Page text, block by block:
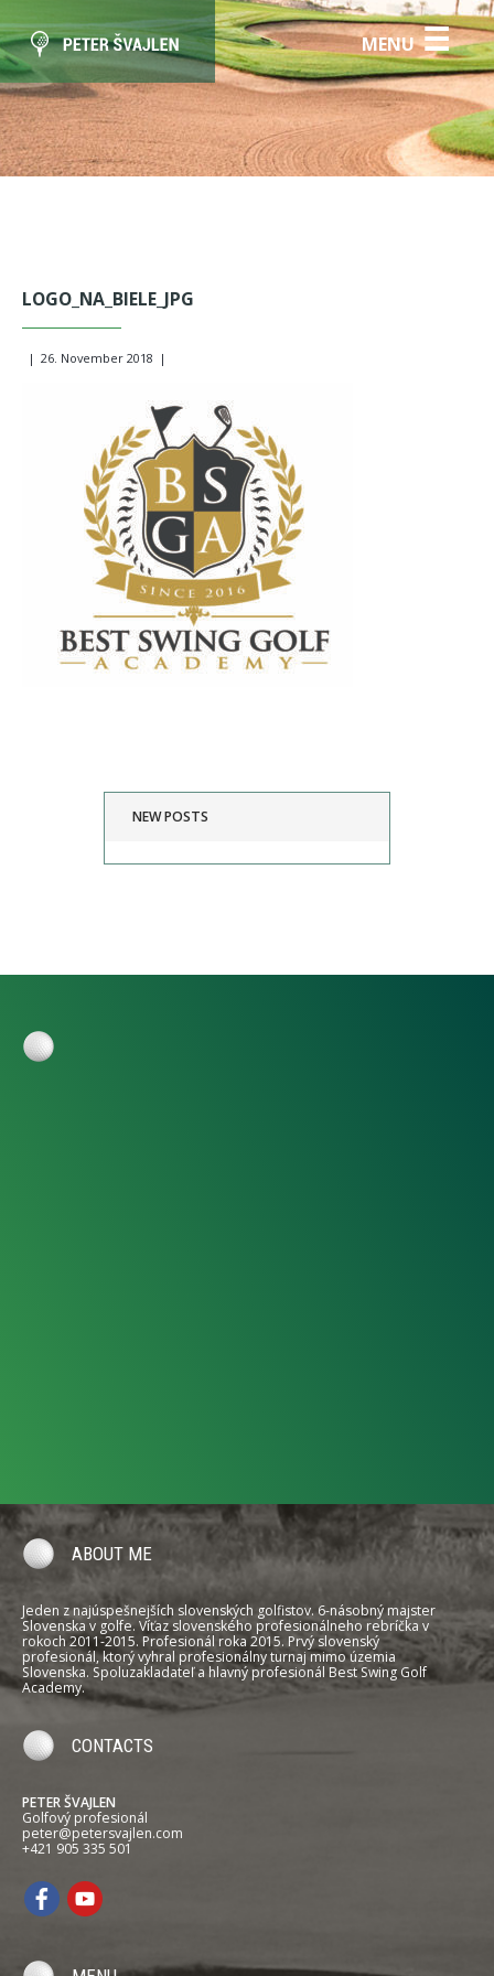
MENU☰
LOGO_NA_BIELE_JPG
| 26. November 2018 |
NEW POSTS
ABOUT ME
Jeden z najúspešnejších slovenských golfistov. 6-násobný majster
Slovenska v golfe. Víťaz slovenského profesionálneho rebríčka v
rokoch 2011-2015. Profesionál roka 2015. Prvý slovenský
profesionál, ktorý vyhral profesionálny turnaj mimo územia
Slovenska. Spoluzakladateľ a hlavný profesionál Best Swing Golf
Academy.
CONTACTS
PETER ŠVAJLEN
Golfový profesionál
peter@petersvajlen.com
+421 905 335 501